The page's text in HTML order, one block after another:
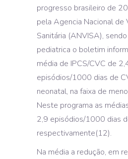
progresso brasileiro de
pela Agencia Nacional de
Sanitária (ANVISA),
pediatrica o boletim
média de IPCS/CVC de
episódios/1000 dias de
neonatal, na faixa de
Neste programa as
2,9 episódios/1000 dias
respectivamente(12).
Na média a redução, em